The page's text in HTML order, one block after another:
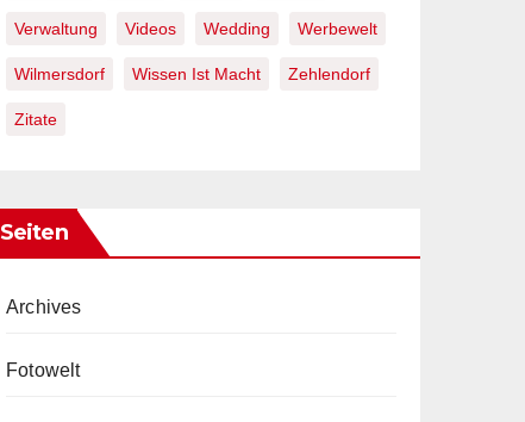
Verwaltung Videos Wedding Werbewelt
Wilmersdorf Wissen Ist Macht Zehlendorf
Zitate
Seiten
Archives
Fotowelt